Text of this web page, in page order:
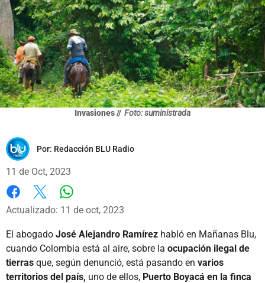
Invasiones // Foto: suministrada
Por: Redacción BLU Radio
11 de Oct, 2023
Facebook
X
Actualizado: 11 de oct, 2023
El abogado José Alejandro Ramírez habló en Mañanas Blu,
cuando Colombia está al aire, sobre la ocupación ilegal de
tierras que, según denunció, está pasando en varios
territorios del país, uno de ellos, Puerto Boyacá en la finca